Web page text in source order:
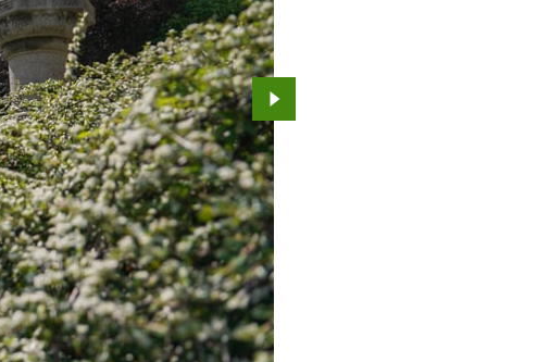
Przejdź do kolejnego zdjęcia.